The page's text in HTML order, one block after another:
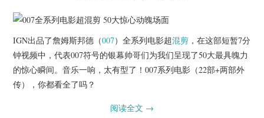
IGN出品了詹姆斯邦德（007）全系列电影超混剪 ，在这部短暂7分
钟视频中，代表007符号的银幕帅哥们为我们呈现了50大最具魄力
的惊心瞬间。音乐一响，太有型了！007系列电影（22部+两部外
传），你都看全了吗？
阅读全文 →